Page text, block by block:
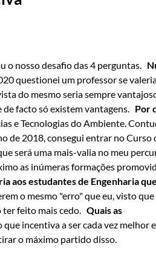
o nosso desafio das 4 perguntas.
questionei um professor se
do mesmo seria sempre
facto só existem vantagens. Por
e Tecnologias do Ambiente.
de 2018, consegui entrar no Curso
será uma mais-valia no meu
as inúmeras formações
aos estudantes de Engenharia que
o mesmo "erro" que eu, visto que
ter feito mais cedo. Quais as
incentiva a ser cada vez melhor
o máximo partido disso.